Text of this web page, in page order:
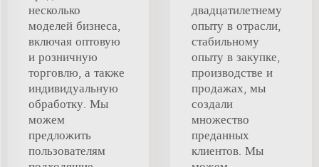
несколько
моделей бизнеса,
включая оптовую
и розничную
торговлю, а также
индивидуальную
обработку. Мы
можем
предложить
пользователям
двадцатилетнему
опыту в отрасли,
стабильному
опыту в закупке,
производстве и
продажах, мы
создали
множество
преданных
клиентов. Мы